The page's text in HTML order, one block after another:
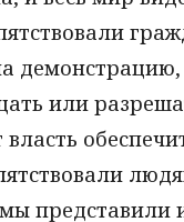
или
представили